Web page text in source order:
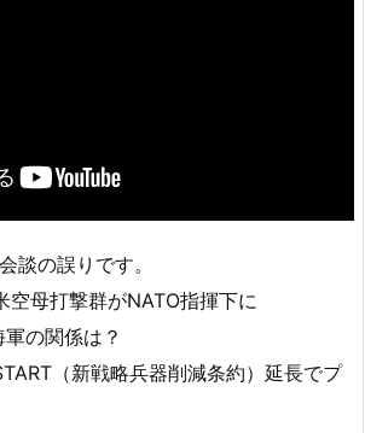
の誤りです。
母打撃群がNATO指揮下に
の関係は？
（新戦略兵器削減条約）延長でプ